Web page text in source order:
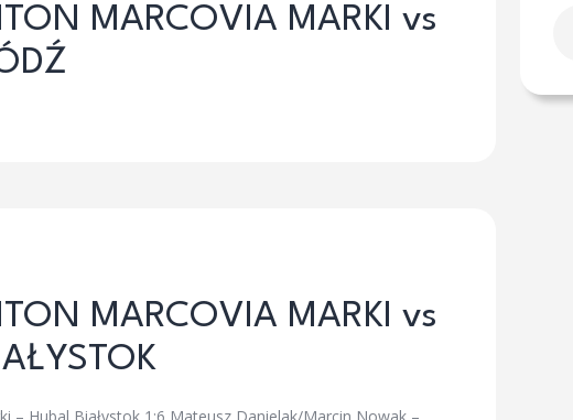
MARCOVIA MARKI vs
MARCOVIA MARKI vs
– Hubal Białystok 1:6 Mateusz Danielak/Marcin Nowak –